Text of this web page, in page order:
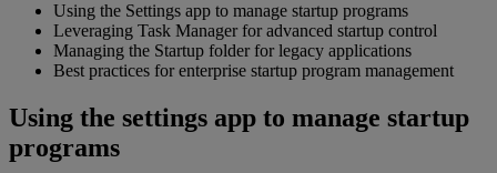
Using the Settings app to manage startup programs
Leveraging Task Manager for advanced startup control
Managing the Startup folder for legacy applications
Best practices for enterprise startup program management
Using the settings app to manage startup
programs